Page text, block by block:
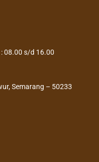
08.00 s/d 16.00
Semarang – 50233